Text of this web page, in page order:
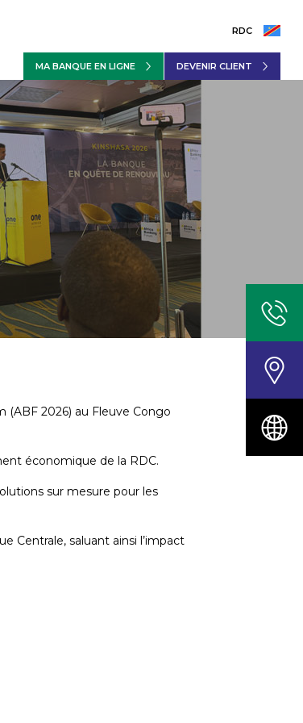
RDC
DEVENIR CLIENT
MA BANQUE EN LIGNE
(ABF 2026) au Fleuve Congo
économique de la RDC.
sur mesure pour les
Centrale, saluant ainsi l’impact